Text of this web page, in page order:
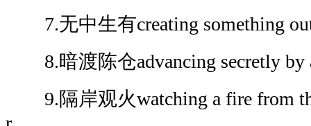
7.无中生有creating something
8.暗渡陈仓advancing secretly by
9.隔岸观火watching a fire from